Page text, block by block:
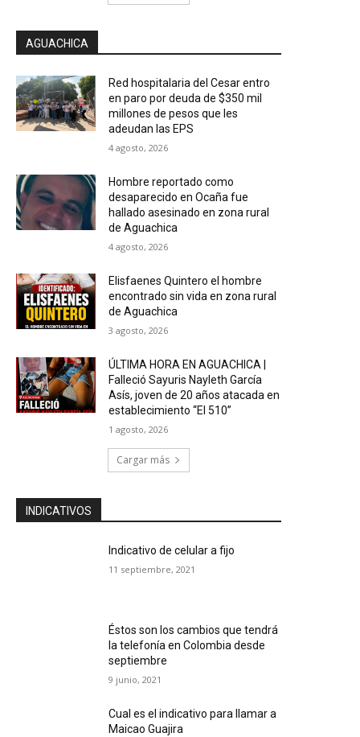
AGUACHICA
Red hospitalaria del Cesar entro
en paro por deuda de $350 mil
millones de pesos que les
adeudan las EPS
4 agosto, 2026
Hombre reportado como
desaparecido en Ocaña fue
hallado asesinado en zona rural
de Aguachica
4 agosto, 2026
Elisfaenes Quintero el hombre
encontrado sin vida en zona rural
de Aguachica
3 agosto, 2026
ÚLTIMA HORA EN AGUACHICA |
Falleció Sayuris Nayleth García
Asís, joven de 20 años atacada en
establecimiento “El 510”
1 agosto, 2026
Cargar más
INDICATIVOS
Indicativo de celular a fijo
11 septiembre, 2021
Éstos son los cambios que tendrá
la telefonía en Colombia desde
septiembre
9 junio, 2021
Cual es el indicativo para llamar a
Maicao Guajira